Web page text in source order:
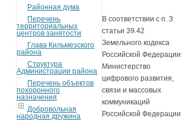
Районная дума
Перечень
территориальных
центров занятости
Глава Кильмезского
района
Структура
Администрации района
Перечень объектов
похоронного
назначения
Добровольная
народная дружина
В соответствии с п. 3
статьи 39.42
Земельного кодекса
Российской Федерации
Министерство
цифрового развития,
связи и массовых
коммуникаций
Российской Федерации